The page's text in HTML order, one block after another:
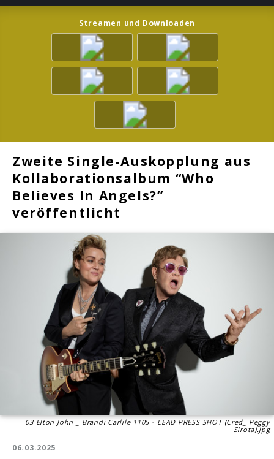
Streamen und Downloaden
Zweite Single-Auskopplung aus
Kollaborationsalbum “Who
Believes In Angels?”
veröffentlicht
03 Elton John _ Brandi Carlile 1105 - LEAD PRESS SHOT (Cred_ Peggy
Sirota).jpg
06.03.2025